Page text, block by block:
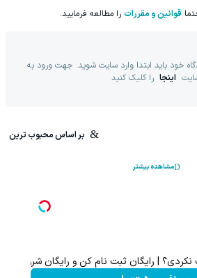
قوانین و مقررات را مطالعه فرمایید.
خود باید ابتدا وارد سایت شوید. جهت ورود به
اینجا را کلیک کنید
بر اساس محبوب ترین
مشاهده بیشتر